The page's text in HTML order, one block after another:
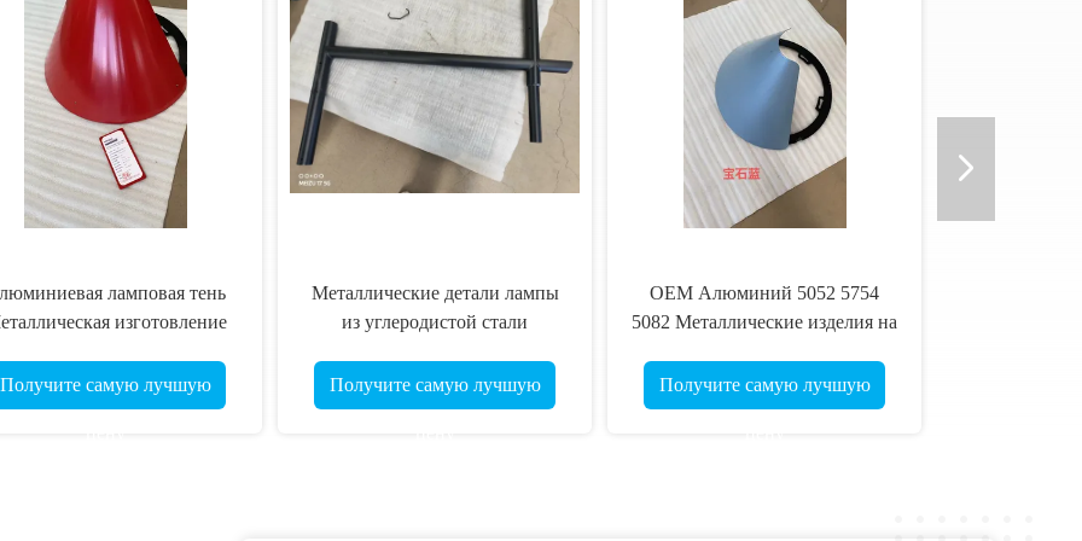
ламповая тень
изготовление
изгибкой, сваркой
Получите самую лучшую
Металлические детали лампы
из углеродистой стали
по заказу с использованием
станковой обработки
Получите самую лучшую
OEM Алюминий 5052 5754
5082 Металлические изделия на
Получите самую лучшую